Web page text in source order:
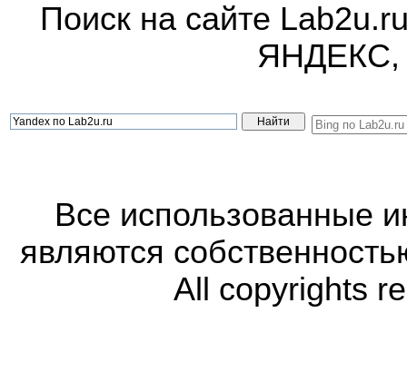
Поиск на сайте
ЯНДЕКС,
Все использованные
являются
All copyrights